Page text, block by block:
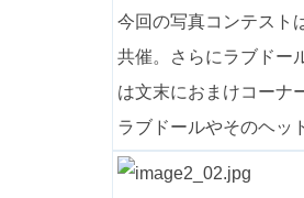
今回の写真コンテスト
共催。さらにラブドー
は文末におまけコーナ
ラブドールやそのヘッ